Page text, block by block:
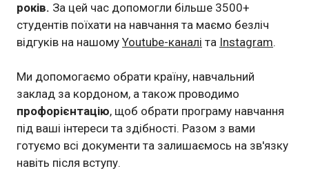
років. За цей час допомогли більше 3500+
студентів поїхати на навчання та маємо безліч
відгуків на нашому Youtube-каналі та Instagram.
Ми допомогаємо обрати країну, навчальний
заклад за кордоном, а також проводимо
профорієнтацію, щоб обрати програму навчання
під ваші інтереси та здібності. Разом з вами
готуємо всі документи та залишаємось на зв'язку
навіть після вступу.